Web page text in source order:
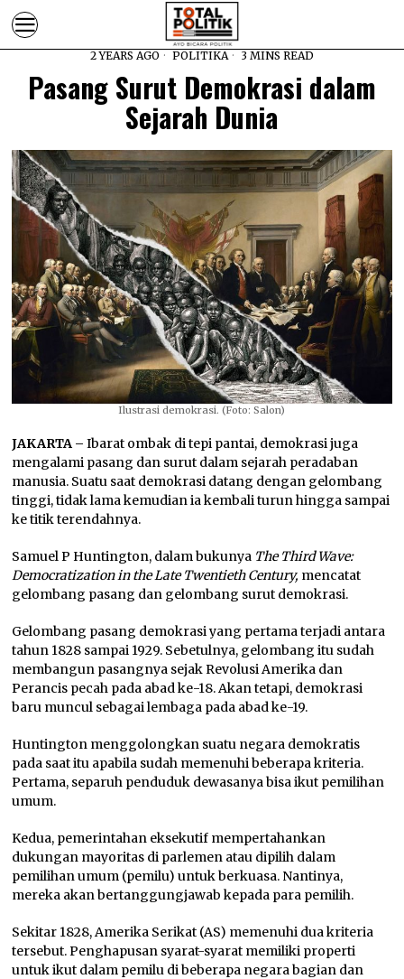
2 YEARS AGO POLITIKA 3 MINS READ
Pasang Surut Demokrasi dalam
Sejarah Dunia
Ilustrasi demokrasi. (Foto: Salon)
JAKARTA –Ibarat ombak di tepi pantai, demokrasi juga
mengalami pasang dan surut dalam sejarah peradaban
manusia. Suatu saat demokrasi datang dengan gelombang
tinggi, tidak lama kemudian ia kembali turun hingga sampai
ke titik terendahnya.
Samuel P Huntington, dalam bukunya The Third Wave:
Democratization in the Late Twentieth Century, mencatat
gelombang pasang dan gelombang surut demokrasi.
Gelombang pasang demokrasi yang pertama terjadi antara
tahun 1828 sampai 1929. Sebetulnya, gelombang itu sudah
membangun pasangnya sejak Revolusi Amerika dan
Perancis pecah pada abad ke-18. Akan tetapi, demokrasi
baru muncul sebagai lembaga pada abad ke-19.
Huntington menggolongkan suatu negara demokratis
pada saat itu apabila sudah memenuhi beberapa kriteria.
Pertama, separuh penduduk dewasanya bisa ikut pemilihan
umum.
Kedua, pemerintahan eksekutif mempertahankan
dukungan mayoritas di parlemen atau dipilih dalam
pemilihan umum (pemilu) untuk berkuasa. Nantinya,
mereka akan bertanggungjawab kepada para pemilih.
Sekitar 1828, Amerika Serikat (AS) memenuhi dua kriteria
tersebut. Penghapusan syarat-syarat memiliki properti
untuk ikut dalam pemilu di beberapa negara bagian dan